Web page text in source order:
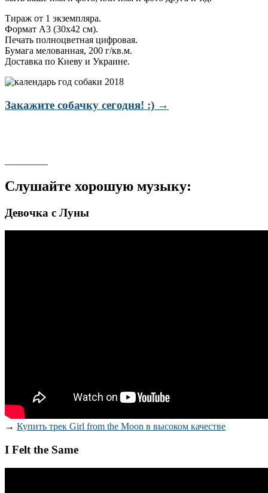
Тираж от 1 экземпляра.
Формат А3 (30х42 см).
Печать полноцветная цифровая.
Бумага мелованная, 200 г/кв.м.
Доставка по Киеву и Украине.
Закажите собачку сегодня! :) →
Слушайте хорошую музыку:
Девочка с Луны
→ Купить трек Girl from the Moon в высоком качестве
I Felt the Same